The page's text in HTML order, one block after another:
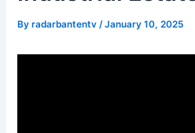
Byradarbantentv/January 10, 2025